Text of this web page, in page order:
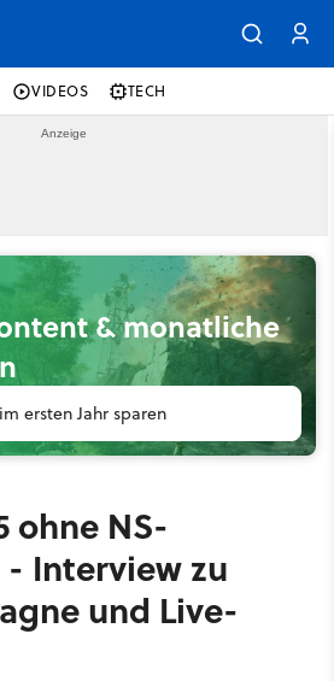
VIDEOS TECH
& monatliche
ersten Jahr sparen
ohne NS-
Interview zu
und Live-